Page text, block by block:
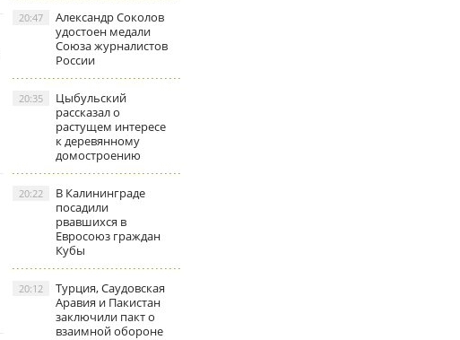
Александр Соколов
удостоен медали
Союза журналистов
России
20:47
Цыбульский
рассказал о
растущем интересе
к деревянному
домостроению
20:35
В Калининграде
посадили
рвавшихся в
Евросоюз граждан
Кубы
20:22
Турция, Саудовская
Аравия и Пакистан
заключили пакт о
взаимной обороне
20:12